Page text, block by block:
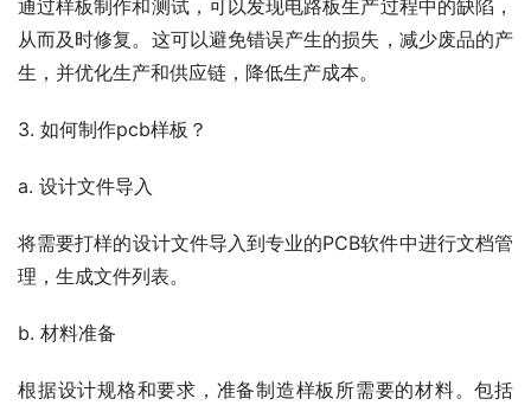
通过样板制作和测试，可以发现电路板生产过程中的缺陷，
从而及时修复。这可以避免错误产生的损失，减少废品的产
生，并优化生产和供应链，降低生产成本。
3. 如何制作pcb样板？
a. 设计文件导入
将需要打样的设计文件导入到专业的PCB软件中进行文档管
理，生成文件列表。
b. 材料准备
根据设计规格和要求，准备制造样板所需要的材料。包括